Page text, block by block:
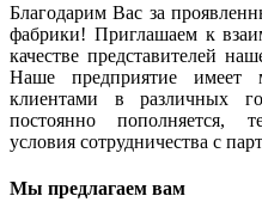
Благодарим Вас за
фабрики! Приглашаем к
качестве представителей
Наше предприятие имеет
клиентами в различных
постоянно пополняется,
условия сотрудничества с
Мы предлагаем вам